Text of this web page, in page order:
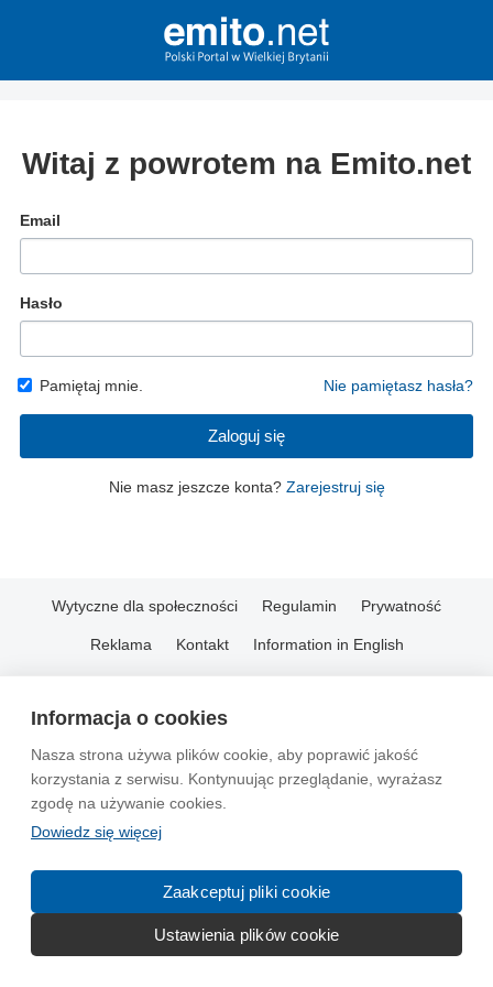
Informacja o cookies
Nasza strona używa plików cookie, aby poprawić jakość
korzystania z serwisu. Kontynuując przeglądanie, wyrażasz
zgodę na używanie cookies.
Dowiedz się więcej
Zaakceptuj pliki cookie
Ustawienia plików cookie
Witaj z powrotem na Emito.net
Email
Hasło
Pamiętaj mnie. Nie pamiętasz hasła?
Zaloguj się
Nie masz jeszcze konta? Zarejestruj się
Wytyczne dla społeczności Regulamin Prywatność
Reklama Kontakt Information in English